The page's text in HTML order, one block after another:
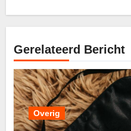
Gerelateerd Bericht
Overig